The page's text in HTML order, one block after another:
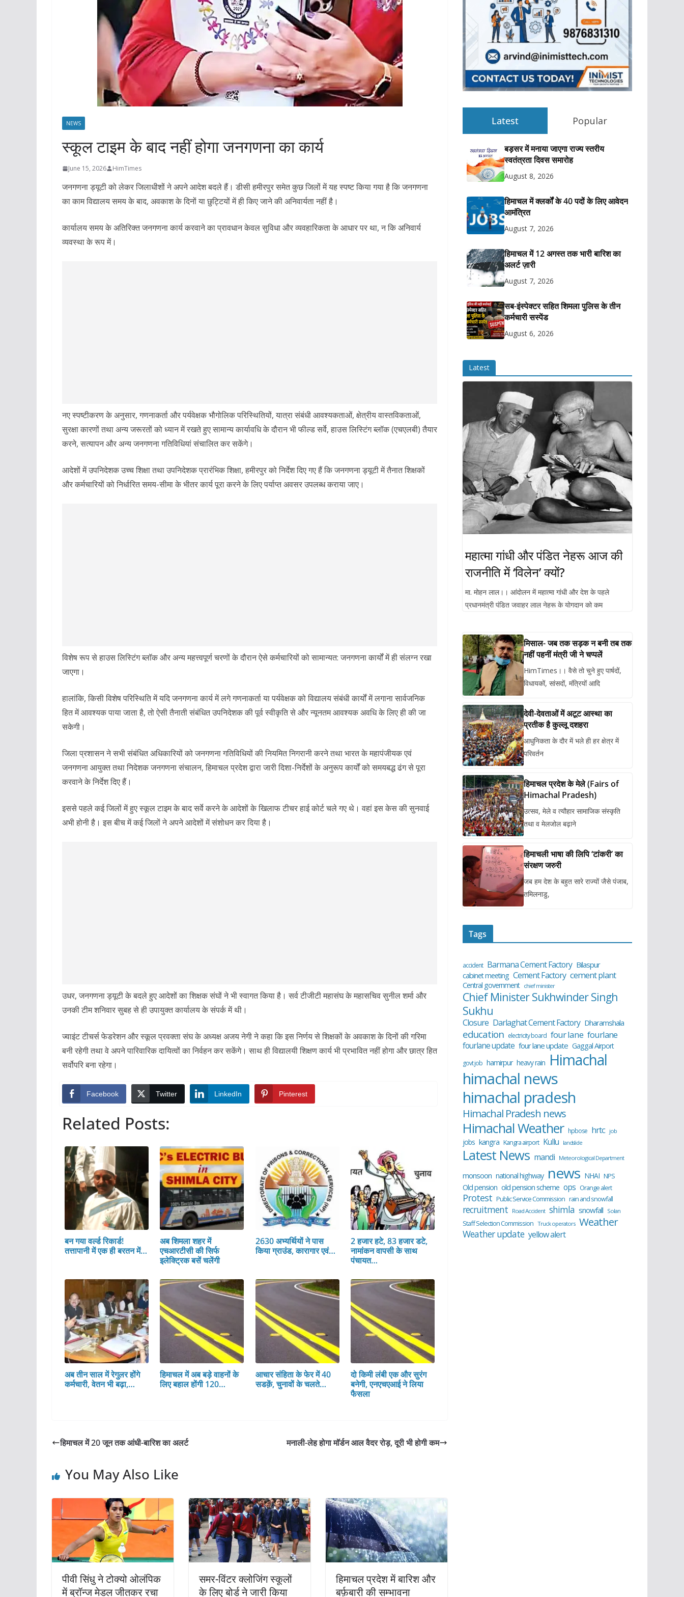
NEWS
स्कूल टाइम के बाद नहीं होगा जनगणना का कार्य
June 15, 2026 HimTimes
जनगणना ड्यूटी को लेकर जिलाधीशों ने अपने आदेश बदले हैं। डीसी हमीरपुर समेत कुछ जिलों में यह स्पष्ट किया गया है कि जनगणना
का काम विद्यालय समय के बाद, अवकाश के दिनों या छुट्टियों में ही किए जाने की अनिवार्यता नहीं है।
कार्यालय समय के अतिरिक्त जनगणना कार्य करवाने का प्रावधान केवल सुविधा और व्यवहारिकता के आधार पर था, न कि अनिवार्य
व्यवस्था के रूप में।
नए स्पष्टीकरण के अनुसार, गणनाकर्ता और पर्यवेक्षक भौगोलिक परिस्थितियों, यात्रा संबंधी आवश्यकताओं, क्षेत्रीय वास्तविकताओं,
सुरक्षा कारणों तथा अन्य जरूरतों को ध्यान में रखते हुए सामान्य कार्यावधि के दौरान भी फील्ड सर्वे, हाउस लिस्टिंग ब्लॉक (एचएलबी) तैयार
करने, सत्यापन और अन्य जनगणना गतिविधियां संचालित कर सकेंगे।
आदेशों में उपनिदेशक उच्च शिक्षा तथा उपनिदेशक प्रारंभिक शिक्षा, हमीरपुर को निर्देश दिए गए हैं कि जनगणना ड्यूटी में तैनात शिक्षकों
और कर्मचारियों को निर्धारित समय-सीमा के भीतर कार्य पूरा करने के लिए पर्याप्त अवसर उपलब्ध कराया जाए।
विशेष रूप से हाउस लिस्टिंग ब्लॉक और अन्य महत्त्वपूर्ण चरणों के दौरान ऐसे कर्मचारियों को सामान्यत: जनगणना कार्यों में ही संलग्न रखा
जाएगा।
हालांकि, किसी विशेष परिस्थिति में यदि जनगणना कार्य में लगे गणनाकर्ता या पर्यवेक्षक को विद्यालय संबंधी कार्यों में लगाना सार्वजनिक
हित में आवश्यक पाया जाता है, तो ऐसी तैनाती संबंधित उपनिदेशक की पूर्व स्वीकृति से और न्यूनतम आवश्यक अवधि के लिए ही की जा
सकेगी।
जिला प्रशासन ने सभी संबंधित अधिकारियों को जनगणना गतिविधियों की नियमित निगरानी करने तथा भारत के महापंजीयक एवं
जनगणना आयुक्त तथा निदेशक जनगणना संचालन, हिमाचल प्रदेश द्वारा जारी दिशा-निर्देशों के अनुरूप कार्यों को समयबद्ध ढंग से पूरा
करवाने के निर्देश दिए हैं।
इससे पहले कई जिलों में हुए स्कूल टाइम के बाद सर्वे करने के आदेशों के खिलाफ टीचर हाई कोर्ट चले गए थे। वहां इस केस की सुनवाई
अभी होनी है। इस बीच में कई जिलों ने अपने आदेशों में संशोधन कर दिया है।
उधर, जनगणना ड्यूटी के बदले हुए आदेशों का शिक्षक संघों ने भी स्वागत किया है। सर्व टीजीटी महासंघ के महासचिव सुनील शर्मा और
उनकी टीम शनिवार सुबह से ही उपायुक्त कार्यालय के संपर्क में थी।
ज्वाइंट टीचर्स फेडरेशन और स्कूल प्रवक्ता संघ के अध्यक्ष अजय नेगी ने कहा कि इस निर्णय से शिक्षकों के अवकाश के दिनों की गरिमा
बनी रहेगी तथा वे अपने पारिवारिक दायित्वों का निर्वहन कर सकेंगे। साथ ही विद्यालयी शिक्षण कार्य भी प्रभावित नहीं होगा और छात्र हित
सर्वोपरि बना रहेगा।
Facebook Twitter LinkedIn Pinterest
Related Posts:
बन गया वर्ल्ड रिकार्ड!
तत्तापानी में एक ही बरतन में…
अब शिमला शहर में
एचआरटीसी की सिर्फ
इलेक्ट्रिक बसें चलेंगी
2630 अभ्यर्थियों ने पास
किया ग्राउंड, कारागार एवं…
2 हजार हटे, 83 हजार डटे,
नामांकन वापसी के साथ
पंचायत…
अब तीन साल में रेगुलर होंगे
कर्मचारी, वेतन भी बढ़ा,…
हिमाचल में अब बड़े वाहनों के
लिए बहाल होंगी 120…
आचार संहिता के फेर में 40
सडक़ें, चुनावों के चलते…
दो किमी लंबी एक और सुरंग
बनेगी, एनएचएआई ने लिया
फैसला
हिमाचल में 20 जून तक आंधी-बारिश का अलर्ट मनाली-लेह होगा मॉर्डन आल वैदर रोड़, दूरी भी होगी कम
You May Also Like
पीवी सिंधु ने टोक्यो ओलंपिक
में ब्रॉन्ज मेडल जीतकर रचा
समर-विंटर क्लोजिंग स्कूलों
के लिए बोर्ड ने जारी किया
हिमाचल प्रदेश में बारिश और
बर्फ़बारी की सम्भावना
Latest Popular
बड़सर में मनाया जाएगा राज्य स्तरीय
स्वतंत्रता दिवस समारोह
August 8, 2026
हिमाचल में क्लर्कों के 40 पदों के लिए आवेदन
आमंत्रित
August 7, 2026
हिमाचल में 12 अगस्त तक भारी बारिश का
अलर्ट ज़ारी
August 7, 2026
सब-इंस्पेक्टर सहित शिमला पुलिस के तीन
कर्मचारी सस्पेंड
August 6, 2026
Latest
महात्मा गांधी और पंडित नेहरू आज की
राजनीति में ‘विलेन’ क्यों?
मा. मोहन लाल।। आंदोलन में महात्मा गांधी और देश के पहले
प्रधानमंत्री पंडित जवाहर लाल नेहरू के योगदान को कम
मिसाल- जब तक सड़क न बनी तब तक
नहीं पहनीं मंत्री जी ने चप्पलें
HimTimes।। वैसे तो चुने हुए पार्षदों,
विधायकों, सांसदों, मंत्रियों आदि
देवी-देवताओं में अटूट आस्था का
प्रतीक है कुल्लू दशहरा
आधुनिकता के दौर में भले ही हर क्षेत्र में
परिवर्तन
हिमाचल प्रदेश के मेले (Fairs of
Himachal Pradesh)
उत्सव, मेले व त्यौहार सामाजिक संस्कृति
तथा व मेलजोल बढ़ाने
हिमाचली भाषा की लिपि ‘टांकरी’ का
संरक्षण जरुरी
जब हम देश के बहुत सारे राज्यों जैसे पंजाब,
तमिलनाडु,
Tags
accident Barmana Cement Factory Bilaspur
cabinet meeting Cement Factory cement plant
Central government chief minister
Chief Minister Sukhwinder Singh
Sukhu
Closure Darlaghat Cement Factory Dharamshala
education electricity board four lane fourlane
fourlane update four lane update Gaggal Airport
govt job hamirpur heavy rain Himachal
himachal news
himachal pradesh
Himachal Pradesh news
Himachal Weather hpbose hrtc job
jobs kangra Kangra airport Kullu landslide
Latest News mandi Meteorological Department
monsoon national highway news NHAI NPS
Old pension old pension scheme ops Orange alert
Protest Public Service Commission rain and snowfall
recruitment Road Accident shimla snowfall Solan
Staff Selection Commission Truck operators Weather
Weather update yellow alert